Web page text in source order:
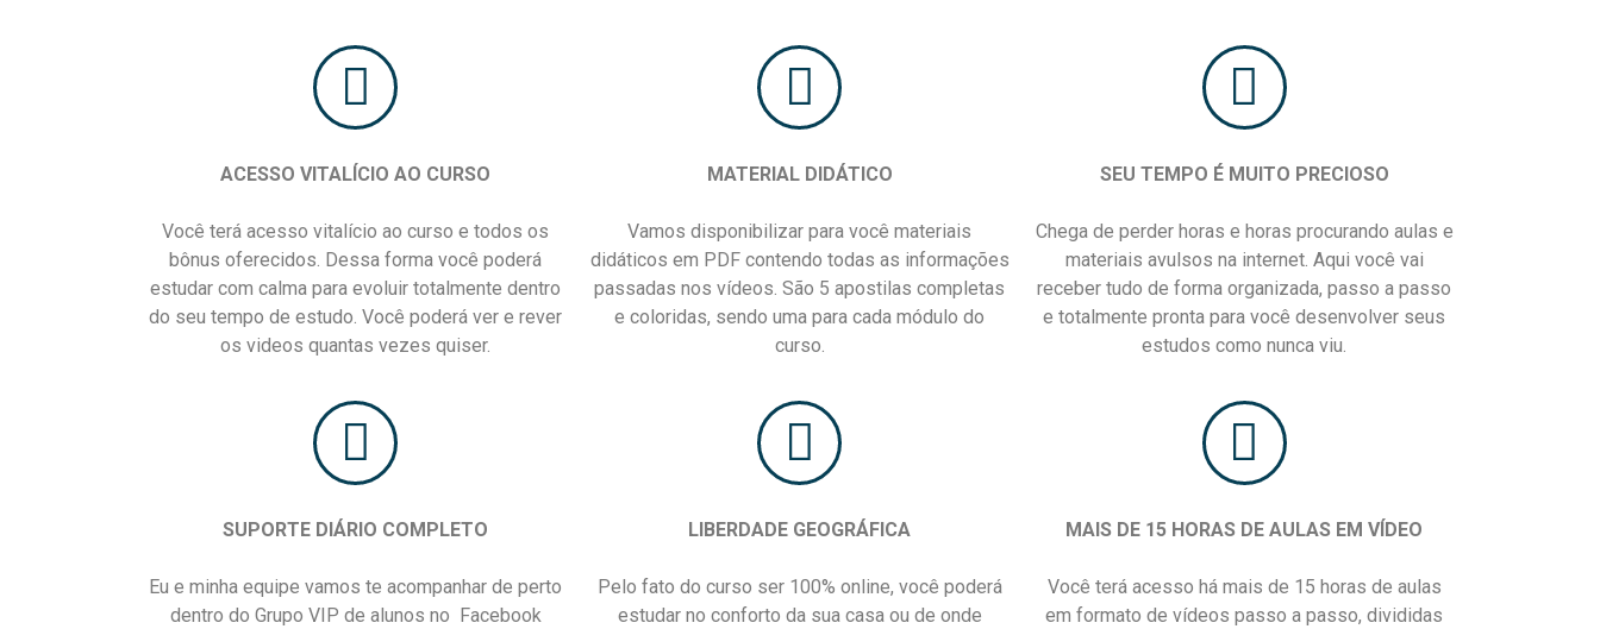
ACESSO VITALÍCIO AO CURSO
Você terá acesso vitalício ao curso e todos os
bônus oferecidos. Dessa forma você poderá
estudar com calma para evoluir totalmente dentro
do seu tempo de estudo. Você poderá ver e rever
os videos quantas vezes quiser.
SUPORTE DIÁRIO COMPLETO
Eu e minha equipe vamos te acompanhar de perto
dentro do Grupo VIP de alunos no Facebook
MATERIAL DIDÁTICO
Vamos disponibilizar para você materiais
didáticos em PDF contendo todas as informações
passadas nos vídeos. São 5 apostilas completas
e coloridas, sendo uma para cada módulo do
curso.
LIBERDADE GEOGRÁFICA
Pelo fato do curso ser 100% online, você poderá
estudar no conforto da sua casa ou de onde
SEU TEMPO É MUITO PRECIOSO
Chega de perder horas e horas procurando aulas e
materiais avulsos na internet. Aqui você vai
receber tudo de forma organizada, passo a passo
e totalmente pronta para você desenvolver seus
estudos como nunca viu.
MAIS DE 15 HORAS DE AULAS EM VÍDEO
Você terá acesso há mais de 15 horas de aulas
em formato de vídeos passo a passo, divididas